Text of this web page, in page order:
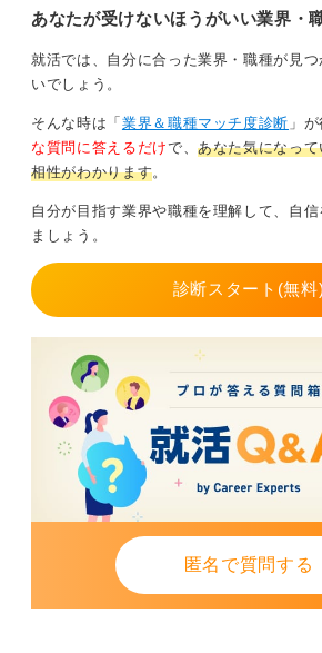
も少なくありません。
なぜ自分がこの仕事に就きたいのか、
0
るので、ぜひ自分に合った仕事を見
つけてください。
あなたが受けないほうがいい業界・
就活では、自分に合った業界・職種が見
いでしょう。
そんな時は「 業界＆職種マッチ度診断 」
な質問に答えるだけで、あなた気になっ
相性がわかります。
自分が目指す業界や職種を理解して、自
ましょう。
診断スタート(無料)
匿名で質問する